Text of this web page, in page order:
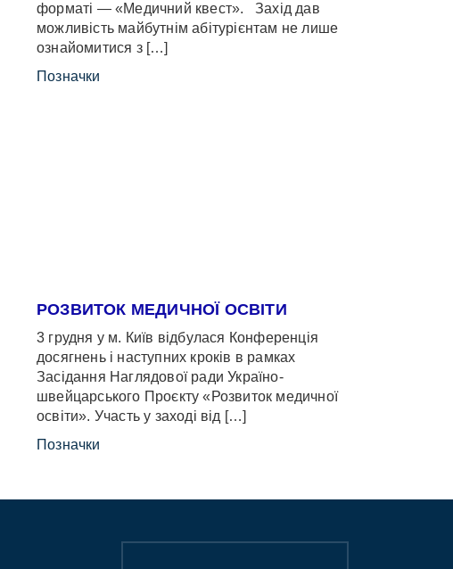
форматі — «Медичний квест». Захід дав
можливість майбутнім абітурієнтам не лише
ознайомитися з […]
Позначки
РОЗВИТОК МЕДИЧНОЇ ОСВІТИ
3 грудня у м. Київ відбулася Конференція
досягнень і наступних кроків в рамках
Засідання Наглядової ради Україно-
швейцарського Проєкту «Розвиток медичної
освіти». Участь у заході від […]
Позначки